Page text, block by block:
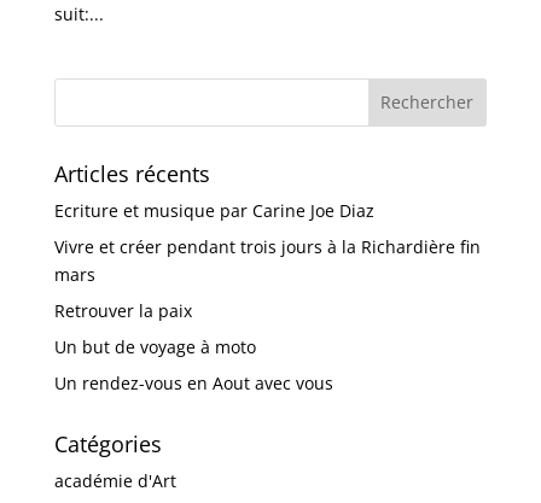
suit:...
Articles récents
Ecriture et musique par Carine Joe Diaz
Vivre et créer pendant trois jours à la Richardière fin
mars
Retrouver la paix
Un but de voyage à moto
Un rendez-vous en Aout avec vous
Catégories
académie d'Art